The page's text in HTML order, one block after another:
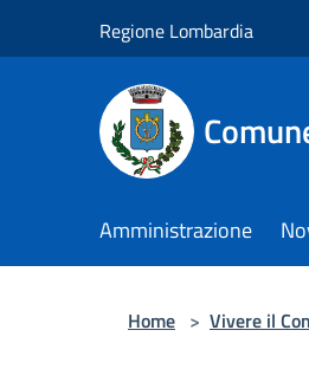
Regione Lombardia
Amministrazione
Home > Vivere il